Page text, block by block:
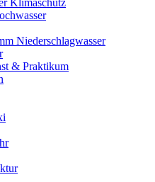
Klimaschutz
Niederschlagwasser
& Praktikum